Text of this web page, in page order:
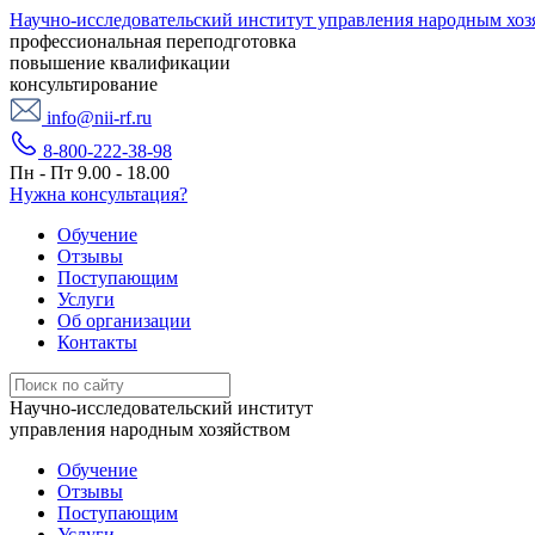
Научно-исследовательский институт управления народным
профессиональная переподготовка
повышение квалификации
консультирование
info@nii-rf.ru
8-800-222-38-98
Пн - Пт 9.00 - 18.00
Нужна консультация?
Обучение
Отзывы
Поступающим
Услуги
Об организации
Контакты
Научно-исследовательский институт
управления народным хозяйством
Обучение
Отзывы
Поступающим